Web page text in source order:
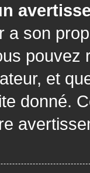
a son
pouvez
et
donné.